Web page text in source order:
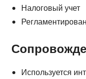
Налоговый учет
Используется